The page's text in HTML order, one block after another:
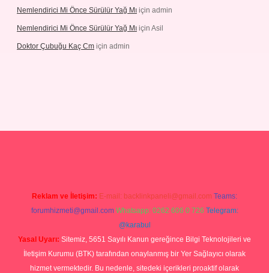
Nemlendirici Mi Önce Sürülür Yağ Mı için admin
Nemlendirici Mi Önce Sürülür Yağ Mı için Asil
Doktor Çubuğu Kaç Cm için admin
Reklam ve İletişim: E-mail: backlinkpaneli@gmail.com Teams:
forumhizmeti@gmail.com Whatsapp: 0262 606 0 726 Telegram:
@karabul
Yasal Uyarı: Sitemiz, 5651 Sayılı Kanun gereğince Bilgi Teknolojileri ve
İletişim Kurumu (BTK) tarafından onaylanmış bir Yer Sağlayıcı olarak
hizmet vermektedir. Bu nedenle, sitedeki içerikleri proaktif olarak